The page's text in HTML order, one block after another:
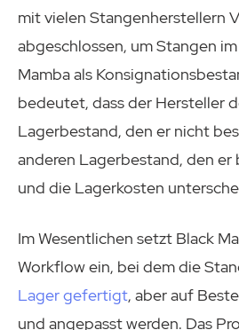
mit vielen Stangenherstellern
abgeschlossen, um Stangen
Mamba als
bedeutet, dass der Hersteller
Lagerbestand, den er nicht
anderen Lagerbestand, den
und die Lagerkosten
Im Wesentlichen setzt Black
Workflow ein, bei dem die
Lager gefertigt, aber auf
und angepasst werden. Das